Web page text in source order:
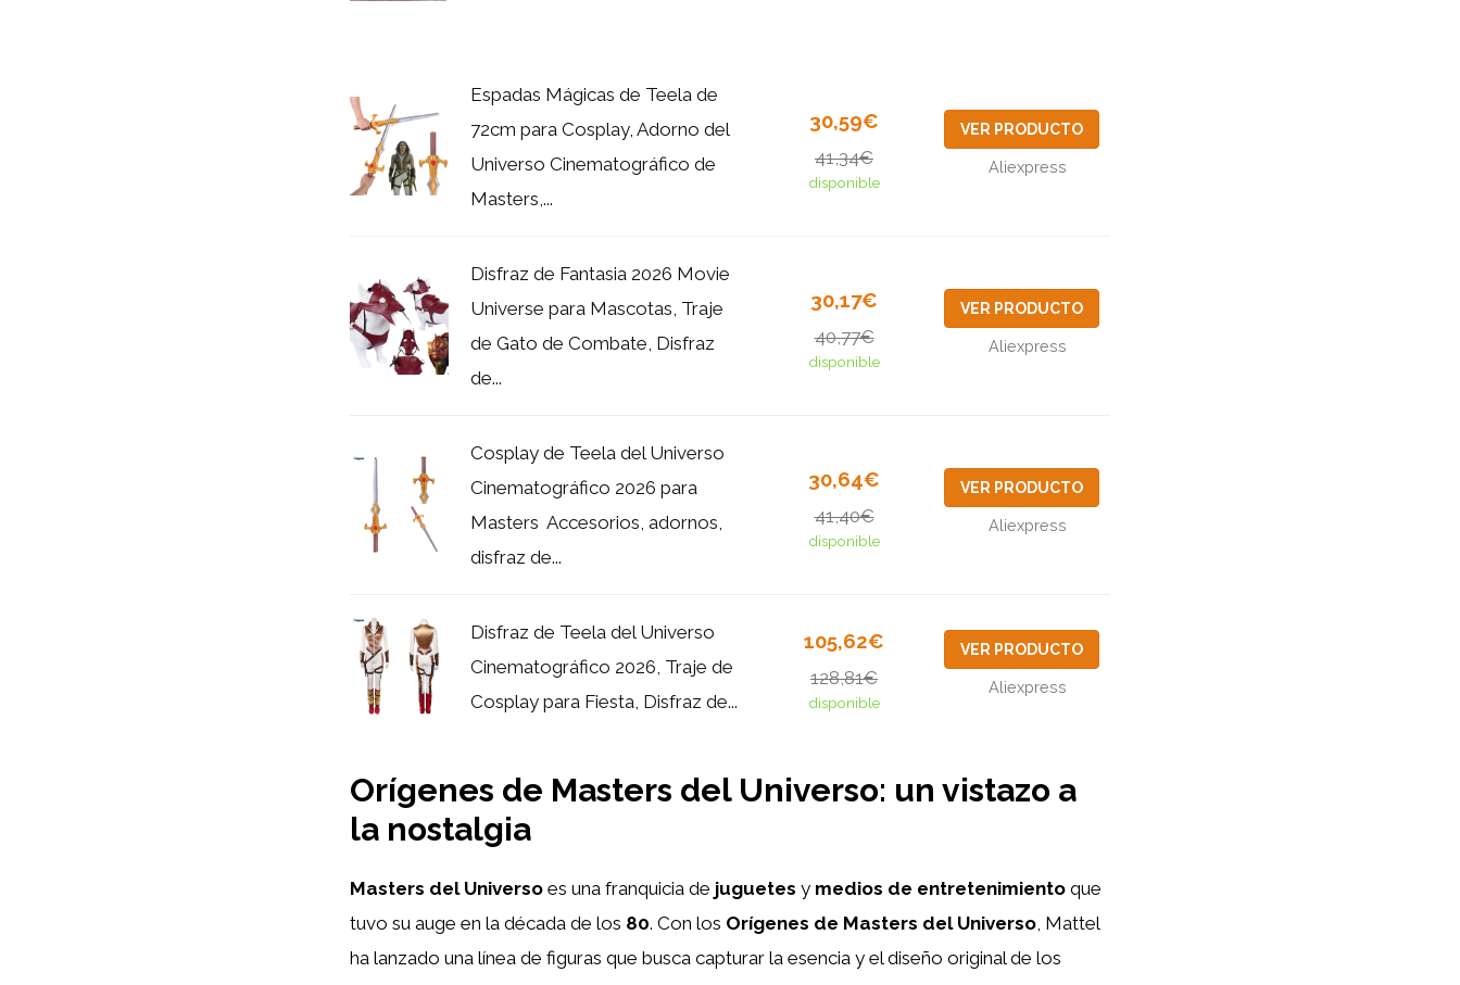
Espadas Mágicas de Teela de
72cm para Cosplay, Adorno del
Universo Cinematográfico de
Masters,...
30,59€
41,34€
disponible
VER PRODUCTO
Aliexpress
Disfraz de Fantasia 2026 Movie
Universe para Mascotas, Traje
de Gato de Combate, Disfraz
de...
30,17€
40,77€
disponible
VER PRODUCTO
Aliexpress
Cosplay de Teela del Universo
Cinematográfico 2026 para
Masters ‌ Accesorios, adornos,
disfraz de...
30,64€
41,40€
disponible
VER PRODUCTO
Aliexpress
Disfraz de Teela del Universo
Cinematográfico 2026, Traje de
Cosplay para Fiesta, Disfraz de...
105,62€
128,81€
disponible
VER PRODUCTO
Aliexpress
Orígenes de Masters del Universo: un vistazo a
la nostalgia
Masters del Universo es una franquicia de juguetes y medios de entretenimiento que
tuvo su auge en la década de los 80. Con los Orígenes de Masters del Universo , Mattel
ha lanzado una línea de figuras que busca capturar la esencia y el diseño original de los